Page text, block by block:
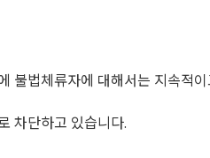
불법체류자에 대해서는 지속적
차단하고 있습니다.